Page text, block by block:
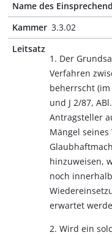
Name des
Kammer 3.3.02
Leitsatz
1. Der
Verfahren
beherrscht (im
und J 2/87,
Antragsteller
Mängel
hinzuweisen,
noch
erwartet
2. Wird ein